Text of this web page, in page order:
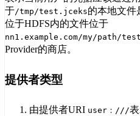
于/tmp/test.jceks的本地文件
位于HDFS内的文件位于
nn1.example.com/my/path/
Provider的商店。
提供者类型
由提供者URI user：///